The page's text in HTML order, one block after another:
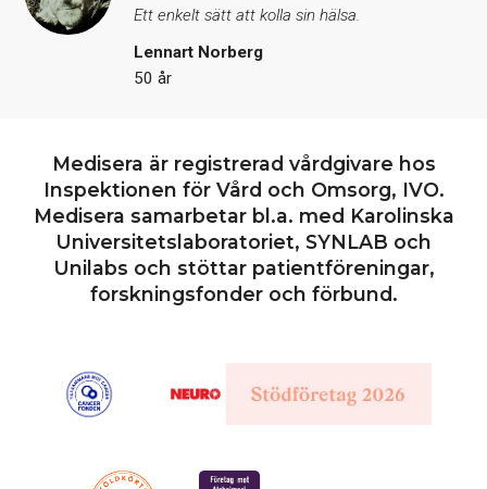
Ett enkelt sätt att kolla sin hälsa.
Lennart Norberg
50 år
Medisera är registrerad vårdgivare hos
Inspektionen för Vård och Omsorg, IVO.
Medisera samarbetar bl.a. med Karolinska
Universitetslaboratoriet, SYNLAB och
Unilabs och stöttar patientföreningar,
forskningsfonder och förbund.